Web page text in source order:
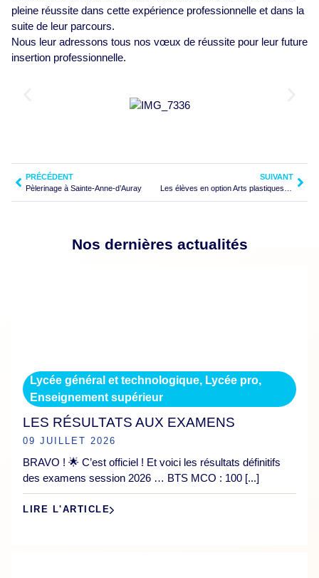
pleine réussite dans cette expérience professionnelle et dans la
suite de leur parcours.
Nous leur adressons tous nos vœux de réussite pour leur future
insertion professionnelle.
PRÉCÉDENT
Pèlerinage à Sainte-Anne-d’Auray
SUIVANT
Nos dernières actualités
Lycée général et technologique, Lycée pro,
Enseignement supérieur
LES RÉSULTATS AUX EXAMENS
09 JUILLET 2026
BRAVO ! 🌟 C’est officiel ! Et voici les résultats définitifs
des examens session 2026 … BTS MCO : 100 [...]
LIRE L'ARTICLE